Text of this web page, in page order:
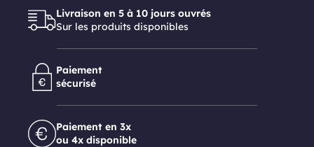
Livraison en 5 à 10 jours ouvrés
Sur les produits disponibles
Paiement
sécurisé
Paiement en 3x
ou 4x disponible